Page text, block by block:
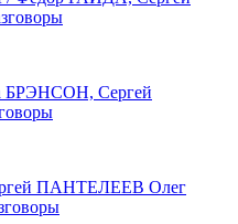
БРЭНСОН, Сергей
ПАНТЕЛЕЕВ Олег